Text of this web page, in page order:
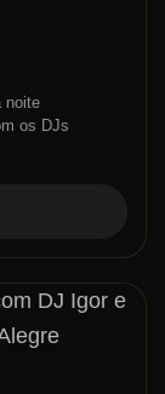
noite
os DJs